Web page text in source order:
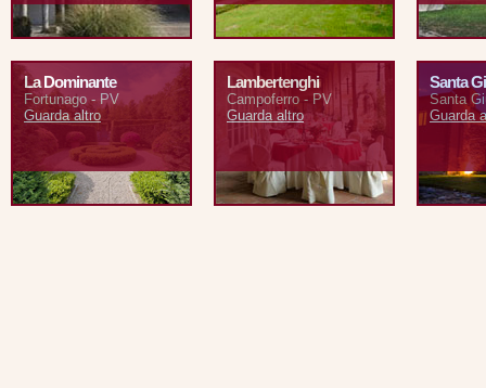
La Dominante
Fortunago - PV
Guarda altro
Lambertenghi
Campoferro - PV
Guarda altro
Santa
Santa
Guarda